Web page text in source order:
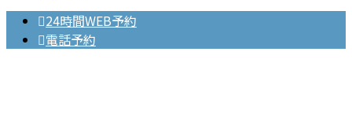
24時間WEB予約
電話予約